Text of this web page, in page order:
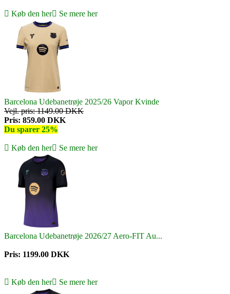
Køb den her Se mere her
Barcelona Udebanetrøje 2025/26 Vapor Kvinde
Vejl. pris: 1149.00 DKK
Pris: 859.00 DKK
Du sparer 25%
Køb den her Se mere her
Barcelona Udebanetrøje 2026/27 Aero-FIT Au...
Pris: 1199.00 DKK
Køb den her Se mere her